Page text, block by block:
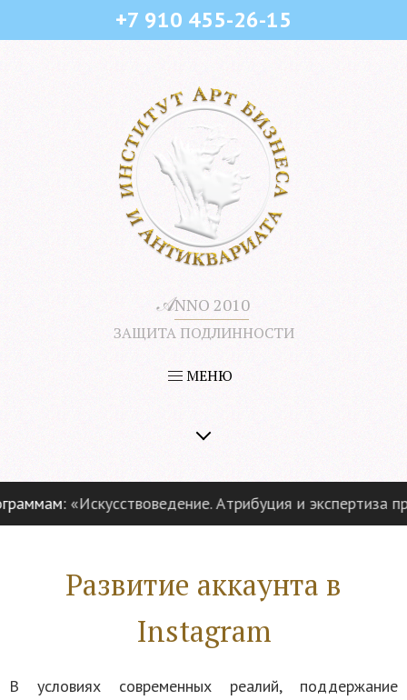
+7 910 455-26-15
𝒜NNO 2010
ЗАЩИТА ПОДЛИННОСТИ
МЕНЮ
«Искусствоведение. Атрибуция и экспертиза
Развитие аккаунта в
Instagram
В условиях современных реалий, поддержание